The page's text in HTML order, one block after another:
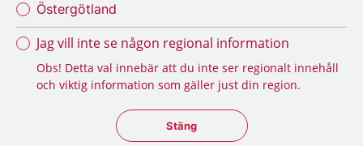
Östergötland
Jag vill inte se någon regional information
Obs! Detta val innebär att du inte ser regionalt innehåll
och viktig information som gäller just din region.
Stäng regionsväljaren
Stäng